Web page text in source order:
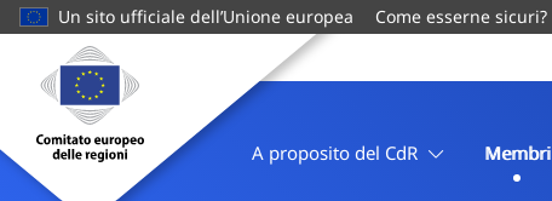
principale
Un sito ufficiale dell’Unione europea Come esserne sicuri?
Homepage
Comitato
europeo
delle
regioni
A proposito del CdR Membri